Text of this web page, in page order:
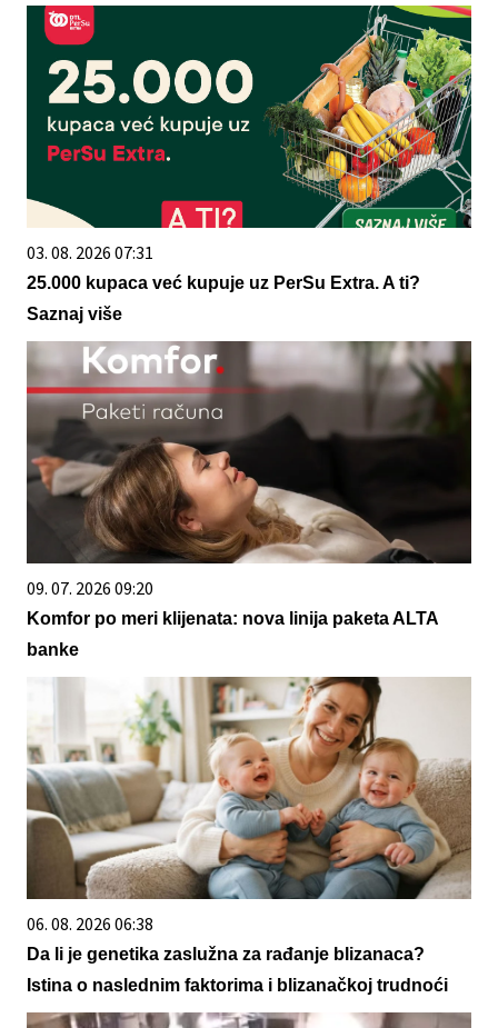
03. 08. 2026 07:31
25.000 kupaca već kupuje uz PerSu Extra. A ti?
Saznaj više
09. 07. 2026 09:20
Komfor po meri klijenata: nova linija paketa ALTA
banke
06. 08. 2026 06:38
Da li je genetika zaslužna za rađanje blizanaca?
Istina o naslednim faktorima i blizanačkoj trudnoći